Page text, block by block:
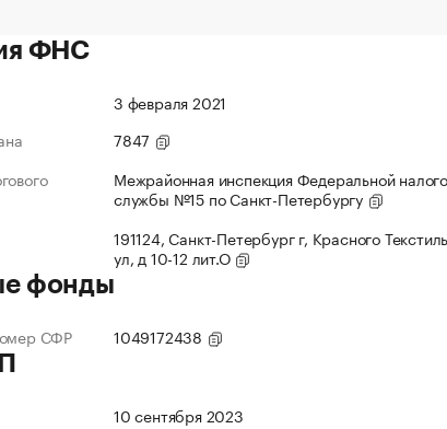
ФНС
3 февраля 2021
7847
Межрайонная инспекция Федеральной
службы №15 по Санкт-Петербургу
191124, Санкт-Петербург г, Красного
ул, д 10-12 лит.О
фонды
СФР 1049172438
10 сентября 2023